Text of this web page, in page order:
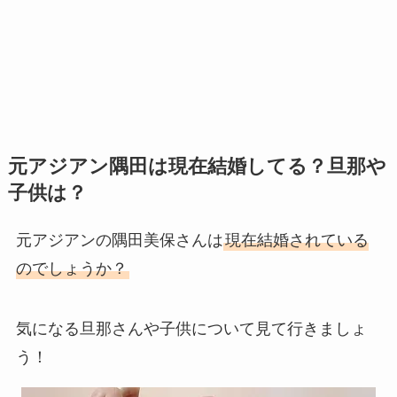
元アジアン隅田は現在結婚してる？旦那や
子供は？
元アジアンの隅田美保さんは現在結婚されている
のでしょうか？
気になる旦那さんや子供について見て行きましょ
う！